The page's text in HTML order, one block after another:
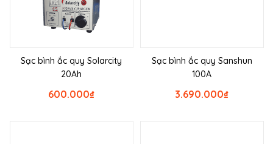
Sạc bình ắc quy Solarcity
20Ah
₫
600.000
Sạc bình ắc quy Sanshun
100A
₫
3.690.000